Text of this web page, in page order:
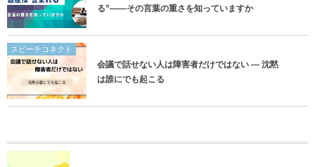
る”——その言葉の重さを知っていますか
スピーチコネクト
会議で話せない人は障害者だけではない ― 沈黙
は誰にでも起こる